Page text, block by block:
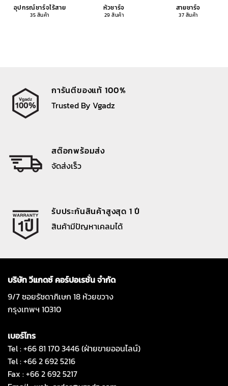
อุปกรณ์ชาร์จไร้สาย
35 สินค้า
หัวชาร์จ
29 สินค้า
สายชาร์จ
37 สินค้า
การันตีของแท้ 100%
Trusted By Vgadz
สต๊อกพร้อมส่ง
จัดส่งเร็ว
รับประกันสินค้าสูงสุด 1 ปี
สินค้ามีปัญหาเคลมได้
บริษัท วีแกดซ์ คอร์ปอเรชั่น จำกัด
9/7 ซอยรัชดาภิเษก 18 ห้วยขวาง
กรุงเทพฯ 10310
เบอร์โทร
Tel : +66 81 170 3446 (ฝ่ายขายออนไลน์)
Tel : +66 2 692 5216
Fax : +66 2 692 5217